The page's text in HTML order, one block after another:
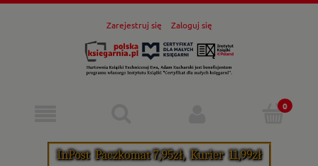
Zarejestruj się Zaloguj się